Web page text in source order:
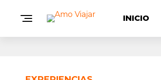
INICIO